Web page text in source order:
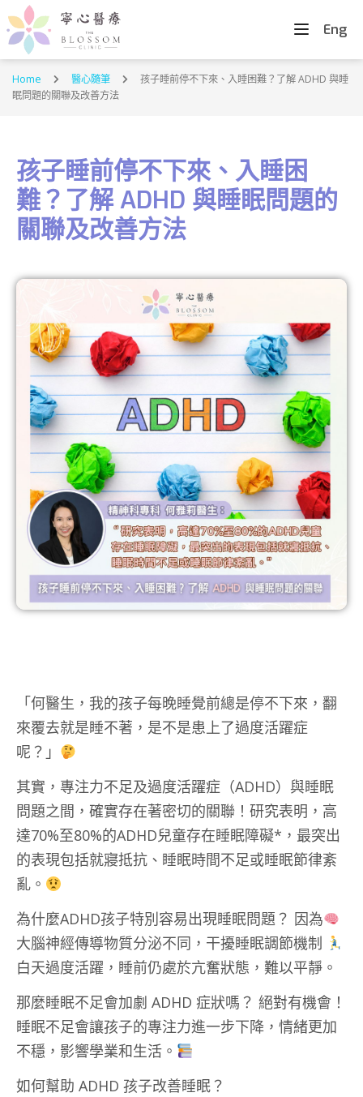
Eng
Home 醫心隨筆
孩子睡前停不下來、入睡困難？了解 ADHD 與睡
眠問題的關聯及改善方法
孩子睡前停不下來、入睡困
難？了解 ADHD 與睡眠問題的
關聯及改善方法
「何醫生，我的孩子每晚睡覺前總是停不下來，翻
來覆去就是睡不著，是不是患上了過度活躍症
呢？」
其實，專注力不足及過度活躍症（ADHD）與睡眠
問題之間，確實存在著密切的關聯！研究表明，高
達70%至80%的ADHD兒童存在睡眠障礙*，最突出
的表現包括就寢抵抗、睡眠時間不足或睡眠節律紊
亂。
為什麼ADHD孩子特別容易出現睡眠問題？ 因為
大腦神經傳導物質分泌不同，干擾睡眠調節機制
白天過度活躍，睡前仍處於亢奮狀態，難以平靜。
那麼睡眠不足會加劇 ADHD 症狀嗎？ 絕對有機會！
睡眠不足會讓孩子的專注力進一步下降，情緒更加
不穩，影響學業和生活。
如何幫助 ADHD 孩子改善睡眠？